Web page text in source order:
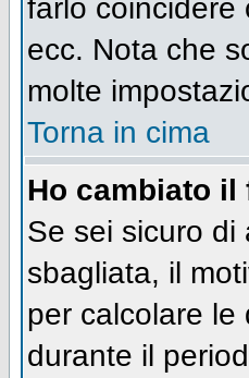
farlo coincidere
ecc. Nota che
molte
Torna in cima
Ho cambiato
Se sei sicuro
sbagliata, il
per calcolare le
durante il